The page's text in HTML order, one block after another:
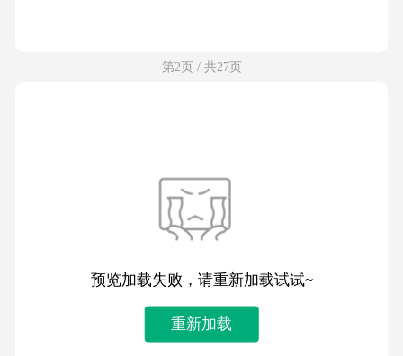
第2页 / 共27页
预览加载失败，请重新加载试试~
重新加载